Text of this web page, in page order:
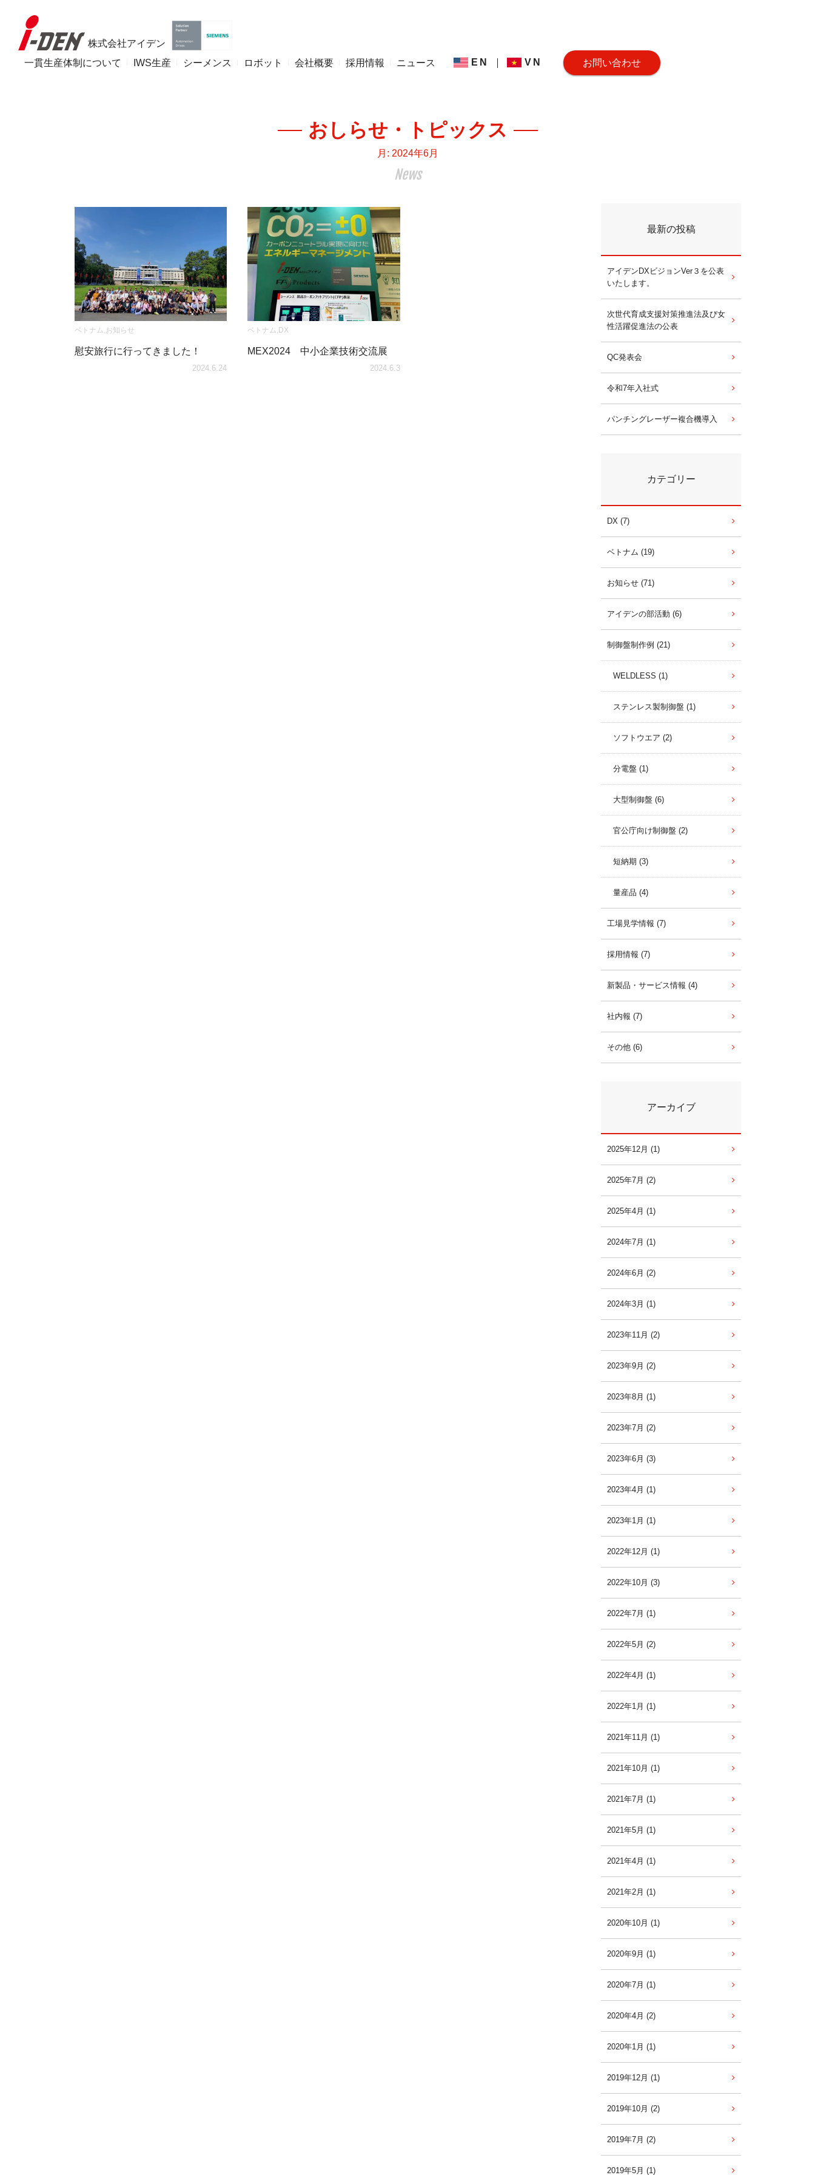
株式会社アイデン
一貫生産体制について
IWS生産 シーメンス ロボット 会社概要 採用情報 ニュース EN VN お問い合わせ
おしらせ・トピックス
月: 2024年6月
News
ベトナム,お知らせ
慰安旅行に行ってきました！
2024.6.24
ベトナム, DX
MEX2024 中小企業技術交流展
2024.6.3
最新の投稿
アイデンDXビジョンVer３を公表
いたします。
次世代育成支援対策推進法及び女
性活躍促進法の公表
QC発表会
令和7年入社式
パンチングレーザー複合機導入
カテゴリー
DX (7)
ベトナム (19)
お知らせ (71)
アイデンの部活動 (6)
制御盤制作例 (21)
WELDLESS (1)
ステンレス製制御盤 (1)
ソフトウエア (2)
分電盤 (1)
大型制御盤 (6)
官公庁向け制御盤 (2)
短納期 (3)
量産品 (4)
工場見学情報 (7)
採用情報 (7)
新製品・サービス情報 (4)
社内報 (7)
その他 (6)
アーカイブ
2025年12月 (1)
2025年7月 (2)
2025年4月 (1)
2024年7月 (1)
2024年6月 (2)
2024年3月 (1)
2023年11月 (2)
2023年9月 (2)
2023年8月 (1)
2023年7月 (2)
2023年6月 (3)
2023年4月 (1)
2023年1月 (1)
2022年12月 (1)
2022年10月 (3)
2022年7月 (1)
2022年5月 (2)
2022年4月 (1)
2022年1月 (1)
2021年11月 (1)
2021年10月 (1)
2021年7月 (1)
2021年5月 (1)
2021年4月 (1)
2021年2月 (1)
2020年10月 (1)
2020年9月 (1)
2020年7月 (1)
2020年4月 (2)
2020年1月 (1)
2019年12月 (1)
2019年10月 (2)
2019年7月 (2)
2019年5月 (1)